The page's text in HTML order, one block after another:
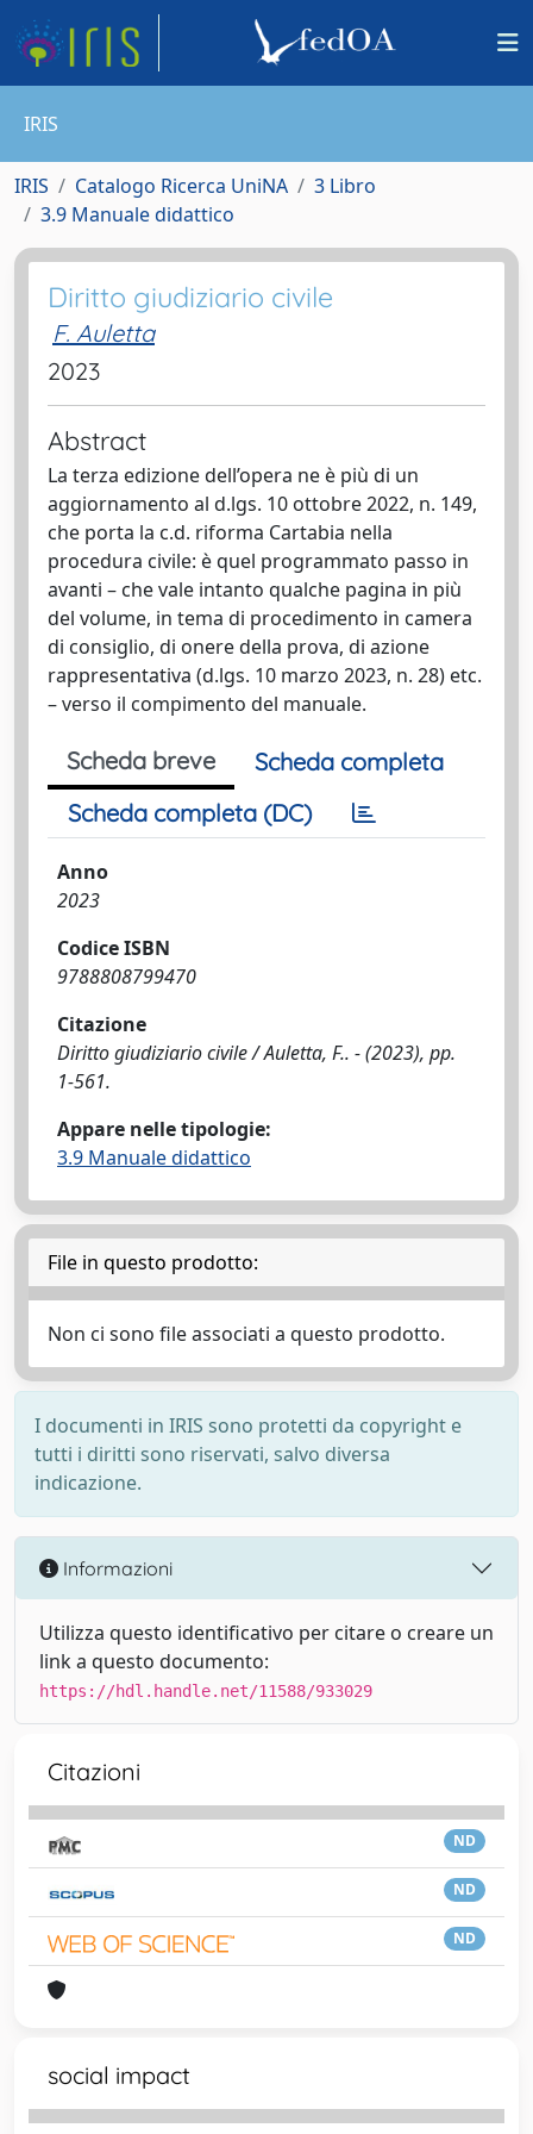
IRIS
IRIS Catalogo Ricerca UniNA
3 Libro
3.9 Manuale didattico
Diritto giudiziario civile
F. Auletta
2023
Abstract
La terza edizione dell’opera ne è più di un
aggiornamento al d.lgs. 10 ottobre 2022, n. 149,
che porta la c.d. riforma Cartabia nella
procedura civile: è quel programmato passo in
avanti – che vale intanto qualche pagina in più
del volume, in tema di procedimento in camera
di consiglio, di onere della prova, di azione
rappresentativa (d.lgs. 10 marzo 2023, n. 28) etc.
– verso il compimento del manuale.
Scheda breve
Scheda completa
Scheda completa (DC)
Anno
2023
Codice ISBN
9788808799470
Citazione
Diritto giudiziario civile / Auletta, F.. - (2023), pp.
1-561.
Appare nelle tipologie:
3.9 Manuale didattico
File in questo prodotto:
Non ci sono file associati a questo prodotto.
I documenti in IRIS sono protetti da copyright e
tutti i diritti sono riservati, salvo diversa
indicazione.
Informazioni
Utilizza questo identificativo per citare o creare un
link a questo documento:
https://hdl.handle.net/11588/933029
Citazioni
ND
ND
ND
social impact